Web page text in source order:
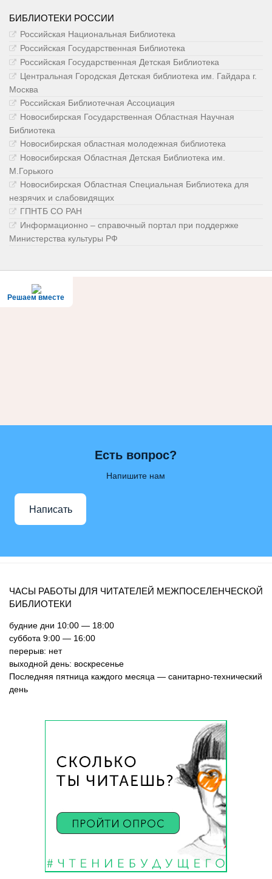
БИБЛИОТЕКИ РОССИИ
Российская Национальная Библиотека
Российская Государственная Библиотека
Российская Государственная Детская Библиотека
Центральная Городская Детская библиотека им. Гайдара г.
Москва
Российская Библиотечная Ассоциация
Новосибирская Государственная Областная Научная
Библиотека
Новосибирская областная молодежная библиотека
Новосибирская Областная Детская Библиотека им.
М.Горького
Новосибирская Областная Специальная Библиотека для
незрячих и слабовидящих
ГПНТБ СО РАН
Информационно – справочный портал при поддержке
Министерства культуры РФ
Решаем вместе
Есть вопрос?
Напишите нам
Написать
ЧАСЫ РАБОТЫ ДЛЯ ЧИТАТЕЛЕЙ МЕЖПОСЕЛЕНЧЕСКОЙ
БИБЛИОТЕКИ
будние дни 10:00 — 18:00
суббота 9:00 — 16:00
перерыв: нет
выходной день: воскресенье
Последняя пятница каждого месяца — санитарно-технический
день